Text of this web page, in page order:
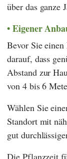
über das ganze
Eigener
Bevor Sie
darauf, dass
Abstand zur
von 4 bis 6
Wählen Sie
Standort mit
gut
Die Pflanzzeit